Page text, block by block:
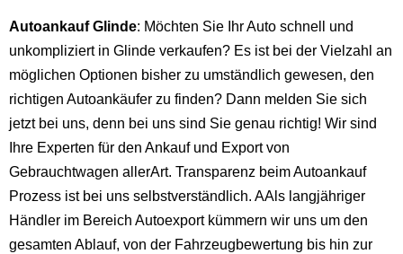
Autoankauf Glinde: Möchten Sie Ihr Auto schnell und
unkompliziert in Glinde verkaufen? Es ist bei der Vielzahl an
möglichen Optionen bisher zu umständlich gewesen, den
richtigen Autoankäufer zu finden? Dann melden Sie sich
jetzt bei uns, denn bei uns sind Sie genau richtig! Wir sind
Ihre Experten für den Ankauf und Export von
Gebrauchtwagen allerArt. Transparenz beim Autoankauf
Prozess ist bei uns selbstverständlich. AAls langjähriger
Händler im Bereich Autoexport kümmern wir uns um den
gesamten Ablauf, von der Fahrzeugbewertung bis hin zur